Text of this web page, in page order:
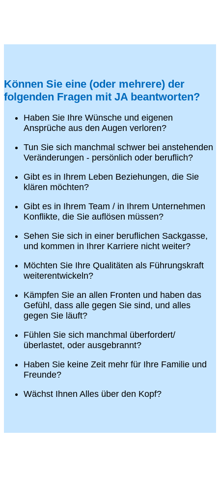
Können Sie eine (oder mehrere) der
folgenden Fragen mit JA beantworten?
Haben Sie Ihre Wünsche und eigenen
Ansprüche aus den Augen verloren?
Tun Sie sich manchmal schwer bei anstehenden
Veränderungen - persönlich oder beruflich?
Gibt es in Ihrem Leben Beziehungen, die Sie
klären möchten?
Gibt es in Ihrem Team / in Ihrem Unternehmen
Konflikte, die Sie auflösen müssen?
Sehen Sie sich in einer beruflichen Sackgasse,
und kommen in Ihrer Karriere nicht weiter?
Möchten Sie Ihre Qualitäten als Führungskraft
weiterentwickeln?
Kämpfen Sie an allen Fronten und haben das
Gefühl, dass alle gegen Sie sind, und alles
gegen Sie läuft?
Fühlen Sie sich manchmal überfordert/
überlastet, oder ausgebrannt?
Haben Sie keine Zeit mehr für Ihre Familie und
Freunde?
Wächst Ihnen Alles über den Kopf?